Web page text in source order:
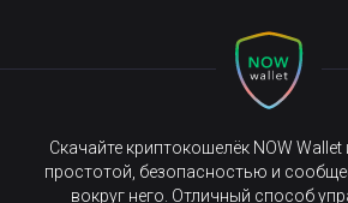
Скачайте криптокошелёк NOW Wallet
простотой, безопасностью и
вокруг него. Отличный способ